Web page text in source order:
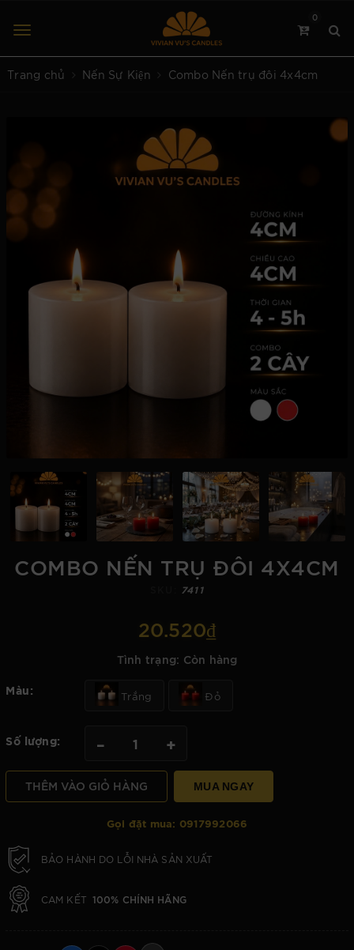
0
Trang chủ Nến Sự Kiện Combo Nến trụ đôi 4x4cm
COMBO NẾN TRỤ ĐÔI 4X4CM
7411
20.520₫
Tình trạng: Còn hàng
Màu: Trắng Đỏ
Số lượng: – +
THÊM VÀO GIỎ HÀNG MUA NGAY
Gọi đặt mua: 0917992066
BẢO HÀNH DO LỖI NHÀ SẢN XUẤT
CAM KẾT 100% CHÍNH HÃNG